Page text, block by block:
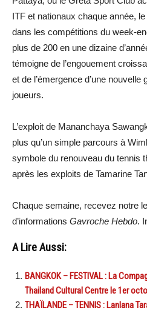
ITF et nationaux chaque année,
dans les compétitions du week-
plus de 200 en une dizaine
témoigne de l’engouement
et de l’émergence d’une
joueurs.
L’exploit de Mananchaya
plus qu’un simple parcours à
symbole du renouveau du tennis
après les exploits de Tamarine
Chaque semaine, recevez notre
d’informations Gavroche Hebdo.
A Lire Aussi:
BANGKOK – FESTIVAL : La
Thailand Cultural Centre le 1er
THAÏLANDE – TENNIS : Lanlana